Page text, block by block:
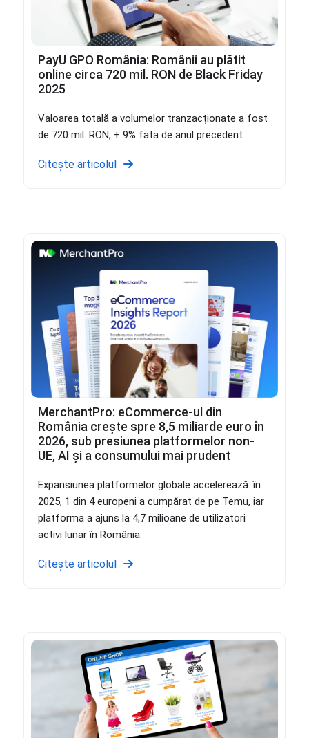
PayU GPO România: Românii au plătit
online circa 720 mil. RON de Black Friday
2025
Valoarea totală a volumelor tranzacționate a fost
de 720 mil. RON, + 9% fata de anul precedent
Citește articolul
MerchantPro: eCommerce-ul din
România crește spre 8,5 miliarde euro în
2026, sub presiunea platformelor non-
UE, AI și a consumului mai prudent
Expansiunea platformelor globale accelerează: în
2025, 1 din 4 europeni a cumpărat de pe Temu, iar
platforma a ajuns la 4,7 milioane de utilizatori
activi lunar în România.
Citește articolul